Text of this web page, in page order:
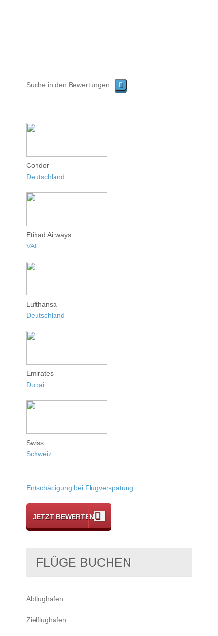
Condor
Deutschland
Etihad Airways
VAE
Lufthansa
Deutschland
Emirates
Dubai
Swiss
Schweiz
Entschädigung bei Flugverspätung
JETZT BEWERTEN
FLÜGE BUCHEN